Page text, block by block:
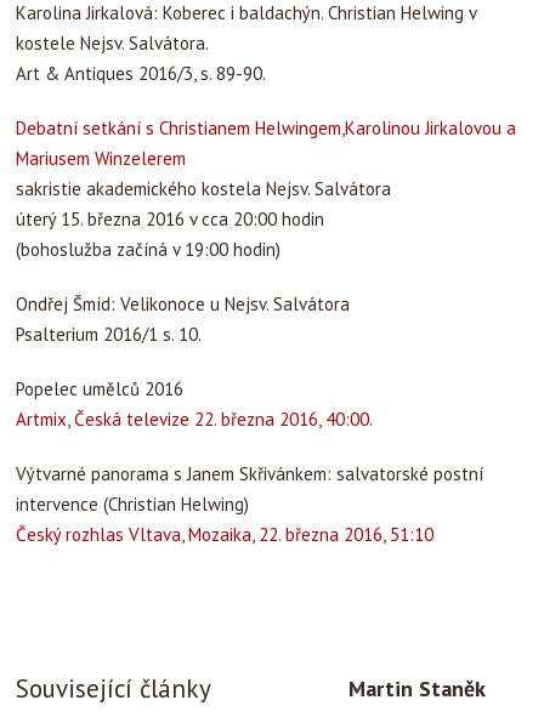
Karolina Jirkalová: Koberec i baldachýn. Christian Helwing v
kostele Nejsv. Salvátora.
Art & Antiques 2016/3, s. 89-90.
Debatní setkání s Christianem Helwingem,Karolinou Jirkalovou a
Mariusem Winzelerem
sakristie akademického kostela Nejsv. Salvátora
úterý 15. března 2016 v cca 20:00 hodin
(bohoslužba začíná v 19:00 hodin)
Ondřej Šmíd: Velikonoce u Nejsv. Salvátora
Psalterium 2016/1 s. 10.
Popelec umělců 2016
Artmix, Česká televize 22. března 2016, 40:00.
Výtvarné panorama s Janem Skřivánkem: salvatorské postní
intervence (Christian Helwing)
Český rozhlas Vltava, Mozaika, 22. března 2016, 51:10
Související články Martin Staněk